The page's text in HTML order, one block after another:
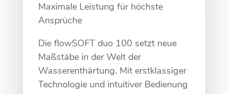
Maximale Leistung für höchste
Ansprüche
Die flowSOFT duo 100 setzt neue
Maßstäbe in der Welt der
Wasserenthärtung. Mit erstklassiger
Technologie und intuitiver Bedienung